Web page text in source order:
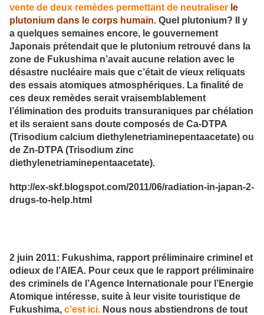
vente de deux remèdes permettant de neutraliser le
plutonium dans le corps humain. Quel plutonium? Il y
a quelques semaines encore, le gouvernement
Japonais prétendait que le plutonium retrouvé dans la
zone de Fukushima n’avait aucune relation avec le
désastre nucléaire mais que c’était de vieux reliquats
des essais atomiques atmosphériques. La finalité de
ces deux remèdes serait vraisemblablement
l’élimination des produits transuraniques par chélation
et ils seraient sans doute composés de Ca-DTPA
(Trisodium calcium diethylenetriaminepentaacetate) ou
de Zn-DTPA (Trisodium zinc
diethylenetriaminepentaacetate).
http://ex-skf.blogspot.com/2011/06/radiation-in-japan-2-
drugs-to-help.html
2 juin 2011: Fukushima, rapport préliminaire criminel et
odieux de l’AIEA. Pour ceux que le rapport préliminaire
des criminels de l’Agence Internationale pour l’Energie
Atomique intéresse, suite à leur visite touristique de
Fukushima, c’est ici. Nous nous abstiendrons de tout